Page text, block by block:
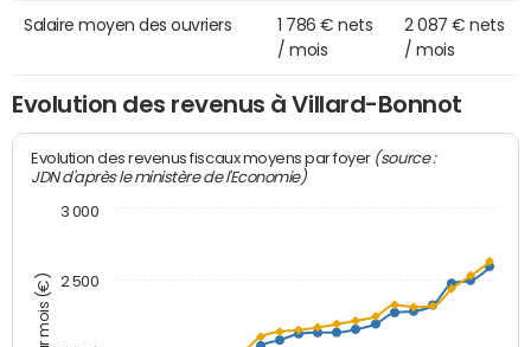
Salaire moyen des ouvriers
1 786 € nets
/ mois
2 087 € nets
/ mois
Evolution des revenus à Villard-Bonnot
Evolution des revenus fiscaux moyens par foyer (source :
JDN d'après le ministère de l'Economie)
2 500
3 000